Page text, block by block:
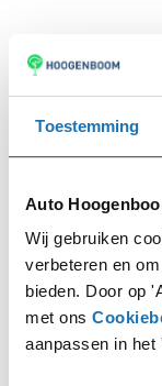
Toestemming
Auto
Wij gebruiken
verbeteren en
bieden. Door op
met ons
aanpassen in het
Application error:
loading